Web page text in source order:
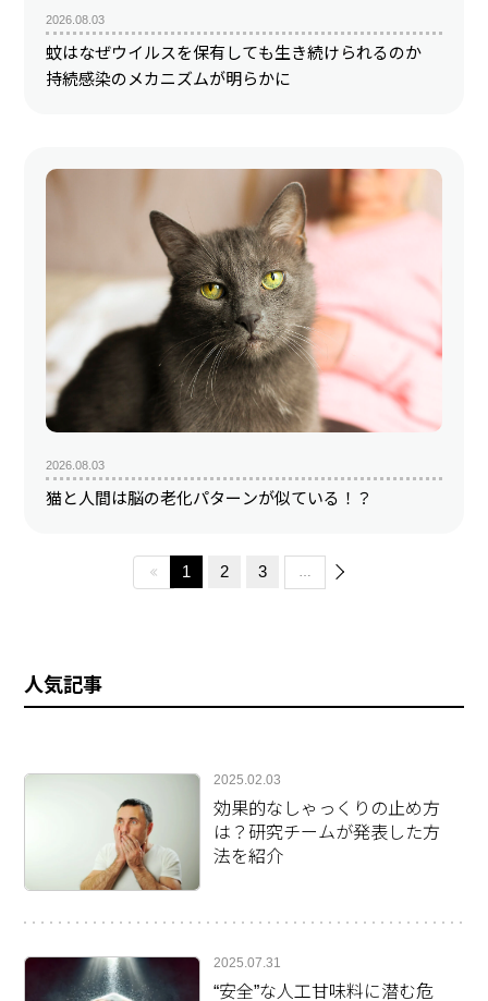
2026.08.03
蚊はなぜウイルスを保有しても生き続けられるのか
持続感染のメカニズムが明らかに
2026.08.03
猫と人間は脳の老化パターンが似ている！？
1 2 3 …
人気記事
2025.02.03
効果的なしゃっくりの止め方
は？研究チームが発表した方
法を紹介
2025.07.31
“安全”な人工甘味料に潜む危